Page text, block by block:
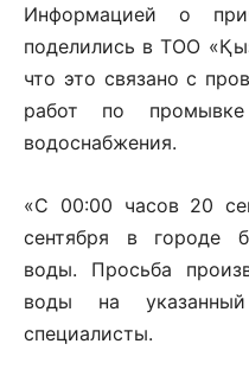
Информацией о
поделились в ТОО
что это связано с
работ по
водоснабжения.
«С 00:00 часов 20
сентября в городе
воды. Просьба
воды на
специалисты.